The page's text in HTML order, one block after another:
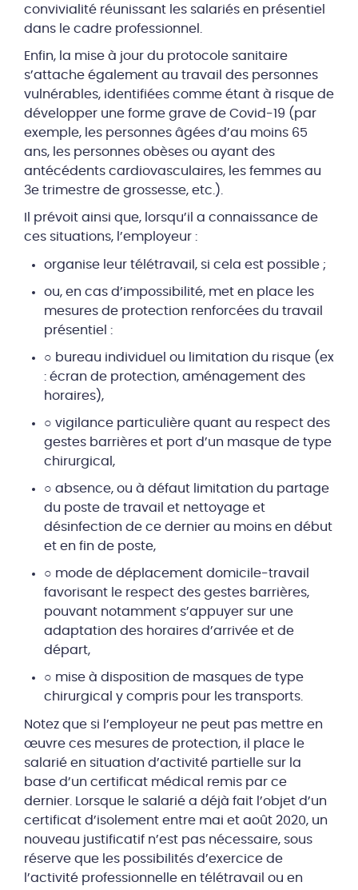
convivialité réunissant les salariés en présentiel
dans le cadre professionnel.
Enfin, la mise à jour du protocole sanitaire
s’attache également au travail des personnes
vulnérables, identifiées comme étant à risque de
développer une forme grave de Covid-19 (par
exemple, les personnes âgées d’au moins 65
ans, les personnes obèses ou ayant des
antécédents cardiovasculaires, les femmes au
3e trimestre de grossesse, etc.).
Il prévoit ainsi que, lorsqu’il a connaissance de
ces situations, l’employeur :
organise leur télétravail, si cela est possible ;
ou, en cas d’impossibilité, met en place les
mesures de protection renforcées du travail
présentiel :
○ bureau individuel ou limitation du risque (ex
: écran de protection, aménagement des
horaires),
○ vigilance particulière quant au respect des
gestes barrières et port d’un masque de type
chirurgical,
○ absence, ou à défaut limitation du partage
du poste de travail et nettoyage et
désinfection de ce dernier au moins en début
et en fin de poste,
○ mode de déplacement domicile-travail
favorisant le respect des gestes barrières,
pouvant notamment s’appuyer sur une
adaptation des horaires d’arrivée et de
départ,
○ mise à disposition de masques de type
chirurgical y compris pour les transports.
Notez que si l’employeur ne peut pas mettre en
œuvre ces mesures de protection, il place le
salarié en situation d’activité partielle sur la
base d’un certificat médical remis par ce
dernier. Lorsque le salarié a déjà fait l’objet d’un
certificat d’isolement entre mai et août 2020, un
nouveau justificatif n’est pas nécessaire, sous
réserve que les possibilités d’exercice de
l’activité professionnelle en télétravail ou en